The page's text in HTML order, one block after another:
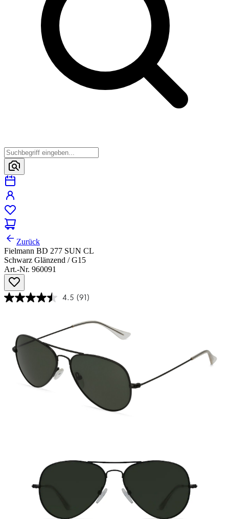
Zurück
Fielmann BD 277 SUN CL
Schwarz Glänzend / G15
Art.-Nr. 960091
4.5 (91)